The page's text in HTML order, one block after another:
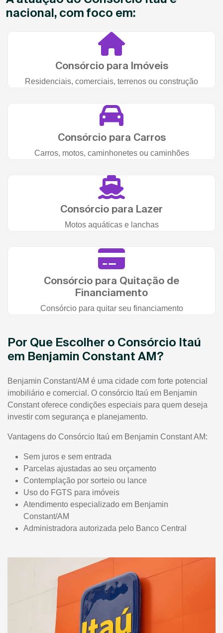
nacional, com foco em:
Consórcio para Imóveis
Residenciais, comerciais, terrenos ou construção
Consórcio para Carros
Carros, motos, caminhonetes ou caminhões
Consórcio para Lazer
Motos aquáticas e lanchas
Consórcio para Quitação de
Financiamento
Consórcio para quitar seu financiamento
Por Que Escolher o Consórcio Itaú
em Benjamin Constant AM?
Benjamin Constant/AM é uma cidade com forte potencial
imobiliário e comercial. O consórcio Itaú em Benjamin
Constant oferece condições especiais para quem deseja
investir com segurança e planejamento.
Vantagens do Consórcio Itaú em Benjamin Constant AM:
Sem juros e sem entrada
Parcelas ajustadas ao seu orçamento
Contemplação por sorteio ou lance
Uso do FGTS para imóveis
Atendimento especializado em Benjamin
Constant/AM
Administradora autorizada pelo Banco Central